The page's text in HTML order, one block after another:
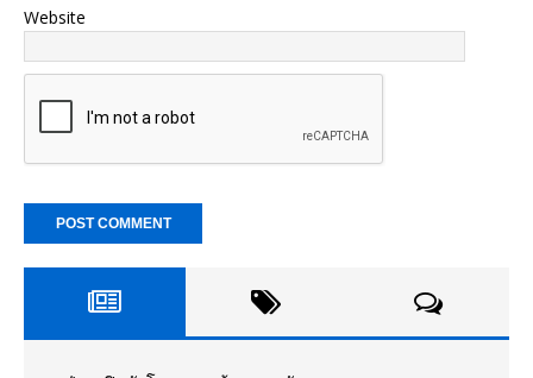
Website